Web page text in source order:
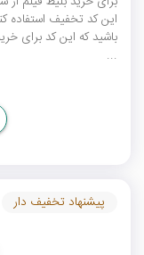
باشید که این کد برای
...
پیشنهاد تخفیف دار